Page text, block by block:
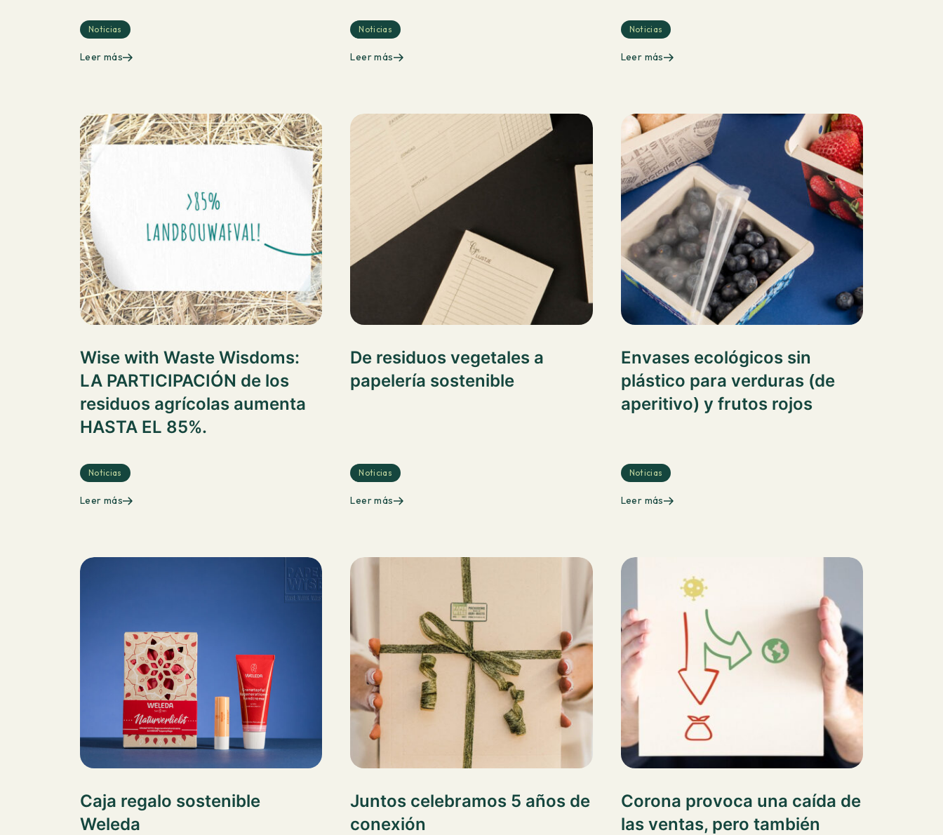
Noticias
Leer más
Noticias
Leer más
Noticias
Leer más
Wise with Waste Wisdoms:
LA PARTICIPACIÓN de los
residuos agrícolas aumenta
HASTA EL 85%.
Noticias
Leer más
De residuos vegetales a
papelería sostenible
Noticias
Leer más
Envases ecológicos sin
plástico para verduras (de
aperitivo) y frutos rojos
Noticias
Leer más
Caja regalo sostenible
Weleda
Juntos celebramos 5 años de
conexión
Corona provoca una caída de
las ventas, pero también